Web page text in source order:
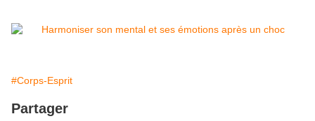
#Corps-Esprit
Partager